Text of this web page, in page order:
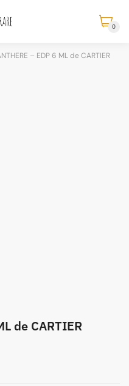
0
– EDP 6 ML de CARTIER
de CARTIER